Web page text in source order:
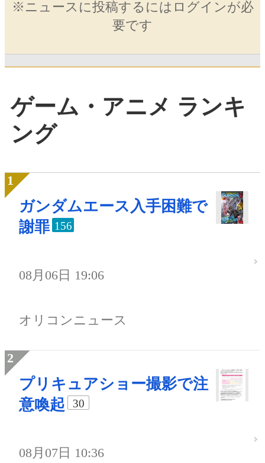
※ニュースに投稿するにはログインが必
要です
ゲーム・アニメ ランキ
ング
ガンダムエース入手困難で
謝罪 156
08月06日 19:06
オリコンニュース
プリキュアショー撮影で注
意喚起
30
08月07日 10:36